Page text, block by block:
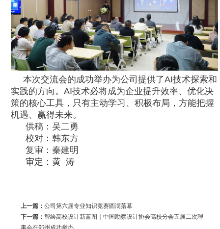
本次交流会的成功举办为公司提供了AI技术探索和
实践的方向。AI技术必将成为企业提升效率、优化决
策的核心工具，只有主动学习、积极布局，方能把握
机遇、赢得未来。
供稿：吴二勇
校对：韩东方
复审：秦建明
审定：黄 涛
上一篇：公司第六届专业知识竞赛圆满落幕
下一篇：智绘高校设计新蓝图｜中国勘察设计协会高校分会五届二次理
事会在郑州成功举办